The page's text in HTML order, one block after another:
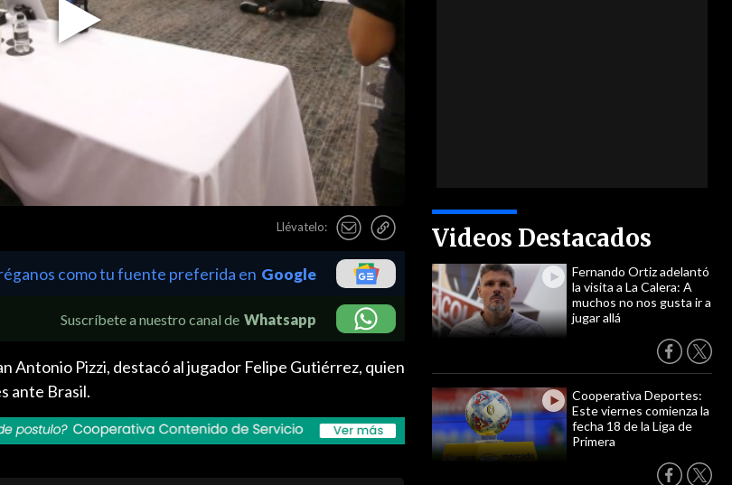
Play
Video
Llévatelo: Videos Destacados
Fernando Ortiz adelantó
la visita a La Calera: A
muchos no nos gusta ir a
jugar allá
Cooperativa Deportes:
Este viernes comienza la
fecha 18 de la Liga de
Primera
como tu fuente preferida en Google
Suscríbete a nuestro canal de Whatsapp
Antonio Pizzi, destacó al jugador Felipe Gutiérrez, quien
ante Brasil.